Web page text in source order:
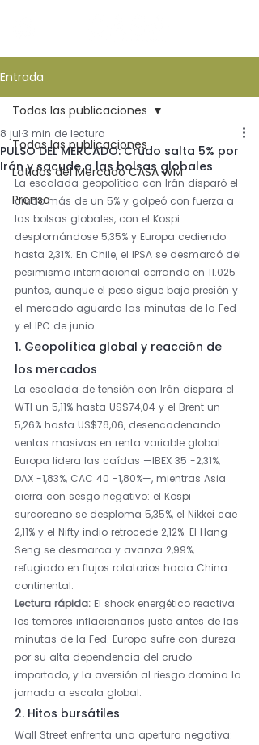
Entrada
Todas las publicaciones
Latidos del Mercado CASA WM
Prensa
Todas las publicaciones
PULSO DEL MERCADO: Crudo salta 5% por
Irán y sacude a las bolsas globales
8 jul3 min de lectura
La escalada geopolítica con Irán disparó el
crudo más de un 5% y golpeó con fuerza a
las bolsas globales, con el Kospi
desplomándose 5,35% y Europa cediendo
hasta 2,31%. En Chile, el IPSA se desmarcó del
pesimismo internacional cerrando en 11.025
puntos, aunque el peso sigue bajo presión y
el mercado aguarda las minutas de la Fed
y el IPC de junio.
1. Geopolítica global y reacción de
los mercados
La escalada de tensión con Irán dispara el
WTI un 5,11% hasta US$74,04 y el Brent un
5,26% hasta US$78,06, desencadenando
ventas masivas en renta variable global.
Europa lidera las caídas —IBEX 35 -2,31%,
DAX -1,83%, CAC 40 -1,80%—, mientras Asia
cierra con sesgo negativo: el Kospi
surcoreano se desploma 5,35%, el Nikkei cae
2,11% y el Nifty indio retrocede 2,12%. El Hang
Seng se desmarca y avanza 2,99%,
refugiado en flujos rotatorios hacia China
continental.
Lectura rápida: El shock energético reactiva
los temores inflacionarios justo antes de las
minutas de la Fed. Europa sufre con dureza
por su alta dependencia del crudo
importado, y la aversión al riesgo domina la
jornada a escala global.
2. Hitos bursátiles
Wall Street enfrenta una apertura negativa: